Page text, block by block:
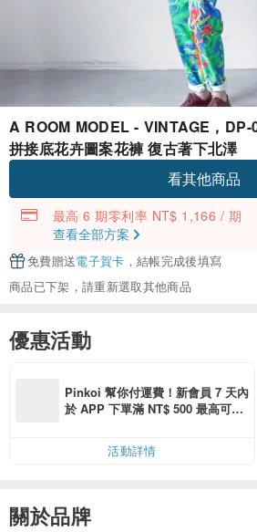
A ROOM MODEL - VINTAGE，
拼接底花卉圖案花褲 復古著下北澤
看其他商品
最高 6 期零利率 NT$ 1,166 / 期
查看全部方案
免費贈送電子賀卡 ，結帳完成後填寫
商品已下架，請重新選取其他商品
優惠活動
Pinkoi 幫你付運費！新會員 7 天內
於 APP 下單滿 NT$ 500 最高可折
活動詳情
關於品牌